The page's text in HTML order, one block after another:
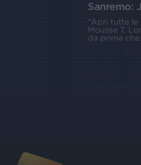
Sanremo:
“Apri tutte le
Mousse T.
da prima che